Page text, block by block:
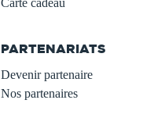
Carte cadeau
PARTENARIATS
Devenir partenaire
Nos partenaires